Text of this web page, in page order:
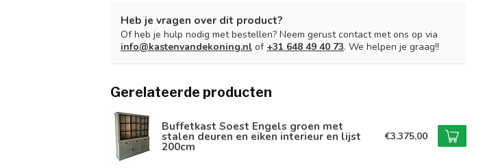
Heb je vragen over dit product?
Of heb je hulp nodig met bestellen? Neem gerust contact met ons op via
info@kastenvandekoning.nl of +31 648 49 40 73. We helpen je graag!!
Gerelateerde producten
Buffetkast Soest Engels groen met
stalen deuren en eiken interieur en lijst
200cm
€3.375,00